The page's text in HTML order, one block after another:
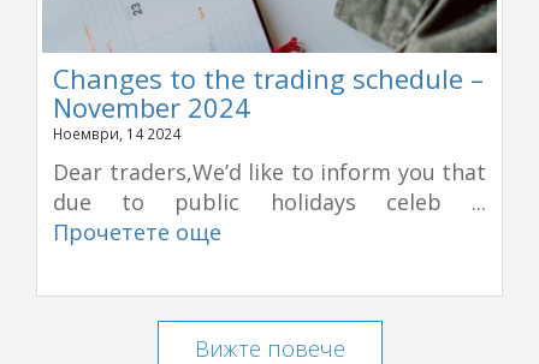
Changes to the trading schedule –
November 2024
Ноември, 14 2024
Dear traders,We’d like to inform you that
due to public holidays celeb ...
Прочетете още
Вижте повече